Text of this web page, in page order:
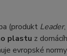
(produkt Leader
plastu z
evropské